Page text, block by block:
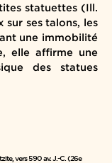
statuettes (Ill.
sur ses talons, les
une immobilité
elle affirme une
des statues
vers 590 av. J.-C. (26e